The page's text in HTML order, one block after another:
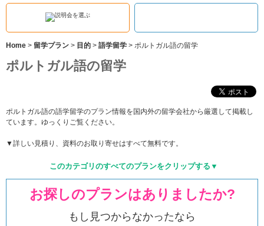
Home > 留学プラン > 目的 > 語学留学 > ポルトガル語の留学
ポルトガル語の留学
ポルトガル語の語学留学のプラン情報を国内外の留学会社から厳選して掲載し
ています。ゆっくりご覧ください。
▼詳しい見積り、資料のお取り寄せはすべて無料です。
このカテゴリのすべてのプランをクリップする▼
お探しのプランはありましたか?
もし見つからなかったなら